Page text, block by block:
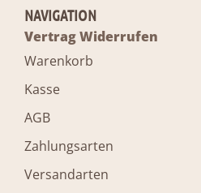
NAVIGATION
Vertrag Widerrufen
Warenkorb
Kasse
AGB
Zahlungsarten
Versandarten